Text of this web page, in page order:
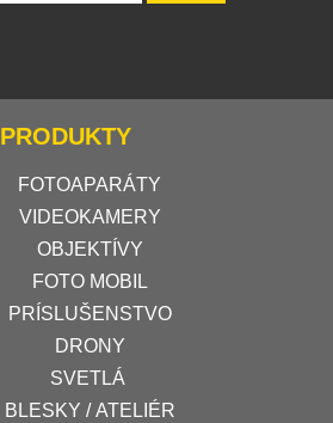
PRODUKTY
FOTOAPARÁTY
VIDEOKAMERY
OBJEKTÍVY
FOTO MOBIL
PRÍSLUŠENSTVO
DRONY
SVETLÁ
BLESKY / ATELIÉR